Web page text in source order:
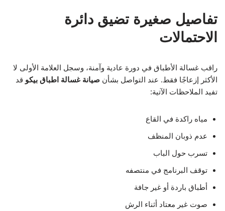
تفاصيل صغيرة تضيق دائرة
الاحتمالات
راقب غسالة الأطباق في دورة عادية وآمنة، وسجل العلامة الأولى لا
الأكثر إزعاجًا فقط. عند التواصل بشأن صيانة غسالة اطباق بيكو قد
تفيد الملاحظات الآتية:
مياه راكدة في القاع
عدم ذوبان المنظف
تسرب حول الباب
توقف البرنامج في منتصفه
أطباق باردة أو غير جافة
صوت غير معتاد أثناء الرش